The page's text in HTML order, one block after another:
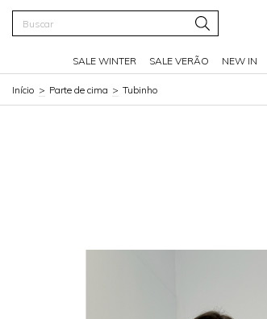
SALE WINTER SALE VERÃO NEW IN
Início > Parte de cima > Tubinho